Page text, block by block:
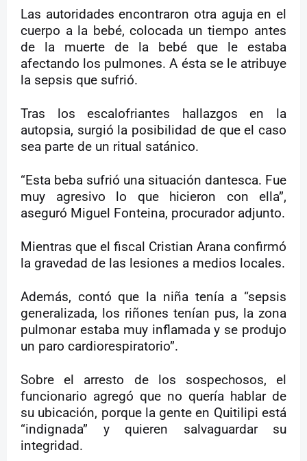
Las autoridades encontraron otra aguja en el
cuerpo a la bebé, colocada un tiempo antes
de la muerte de la bebé que le estaba
afectando los pulmones. A ésta se le atribuye
la sepsis que sufrió.
Tras los escalofriantes hallazgos en la
autopsia, surgió la posibilidad de que el caso
sea parte de un ritual satánico.
“Esta beba sufrió una situación dantesca. Fue
muy agresivo lo que hicieron con ella”,
aseguró Miguel Fonteina, procurador adjunto.
Mientras que el fiscal Cristian Arana confirmó
la gravedad de las lesiones a medios locales.
Además, contó que la niña tenía a “sepsis
generalizada, los riñones tenían pus, la zona
pulmonar estaba muy inflamada y se produjo
un paro cardiorespiratorio”.
Sobre el arresto de los sospechosos, el
funcionario agregó que no quería hablar de
su ubicación, porque la gente en Quitilipi está
“indignada” y quieren salvaguardar su
integridad.